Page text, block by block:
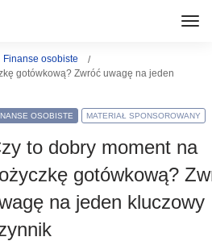
Finanse osobiste
gotówkową? Zwróć uwagę na jeden
OSOBISTE MATERIAŁ SPONSOROWANY
to dobry moment na
gotówkową?
na jeden kluczowy